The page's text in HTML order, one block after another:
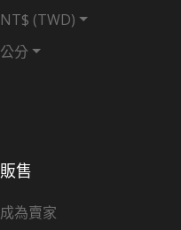
販售
成為賣家
NT$ (TWD)
公分